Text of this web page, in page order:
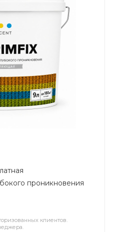
проникновения
клиентов.